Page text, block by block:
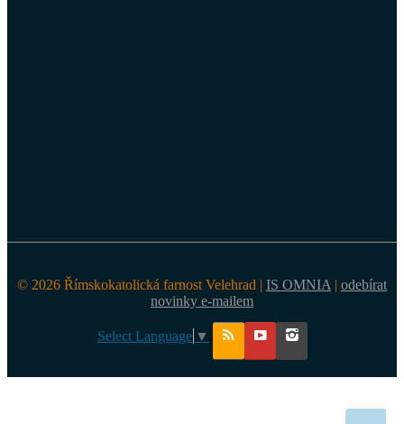
© 2026 Římskokatolická farnost Velehrad | IS OMNIA | odebírat
novinky e-mailem
Select Language ▼